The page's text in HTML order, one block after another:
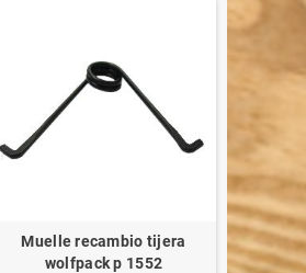
Muelle recambio tijera
wolfpack p 1552